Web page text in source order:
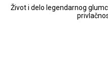
Život i delo legendarnog